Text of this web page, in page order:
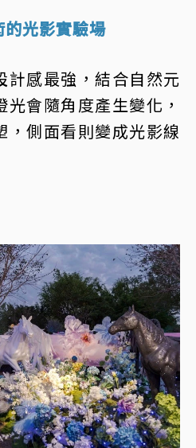
光影實驗場
計感最強，結合自然元
會隨角度產生變化，
，側面看則變成光影線